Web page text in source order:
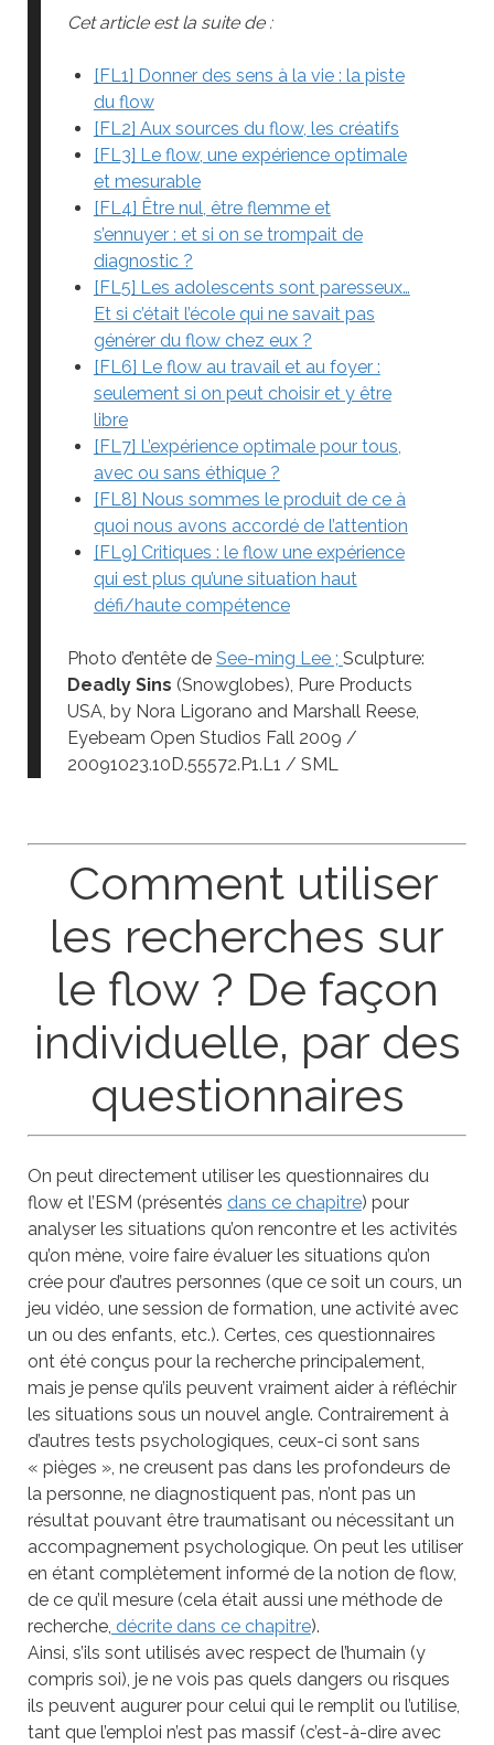
Cet article est la suite de :
[FL1] Donner des sens à la vie : la piste
du flow
[FL2] Aux sources du flow, les créatifs
[FL3] Le flow, une expérience optimale
et mesurable
[FL4] Être nul, être flemme et
s’ennuyer : et si on se trompait de
diagnostic ?
[FL5] Les adolescents sont paresseux…
Et si c’était l’école qui ne savait pas
générer du flow chez eux ?
[FL6] Le flow au travail et au foyer :
seulement si on peut choisir et y être
libre
[FL7] L’expérience optimale pour tous,
avec ou sans éthique ?
[FL8] Nous sommes le produit de ce à
quoi nous avons accordé de l’attention
[FL9] Critiques : le flow une expérience
qui est plus qu’une situation haut
défi/haute compétence
Photo d’entête de See-ming Lee ; Sculpture:
Deadly Sins (Snowglobes), Pure Products
USA, by Nora Ligorano and Marshall Reese,
Eyebeam Open Studios Fall 2009 /
20091023.10D.55572.P1.L1 / SML
Comment utiliser
les recherches sur
le flow ? De façon
individuelle, par des
questionnaires
On peut directement utiliser les questionnaires du
flow et l’ESM (présentés dans ce chapitre) pour
analyser les situations qu’on rencontre et les activités
qu’on mène, voire faire évaluer les situations qu’on
crée pour d’autres personnes (que ce soit un cours, un
jeu vidéo, une session de formation, une activité avec
un ou des enfants, etc.). Certes, ces questionnaires
ont été conçus pour la recherche principalement,
mais je pense qu’ils peuvent vraiment aider à réfléchir
les situations sous un nouvel angle. Contrairement à
d’autres tests psychologiques, ceux-ci sont sans
« pièges », ne creusent pas dans les profondeurs de
la personne, ne diagnostiquent pas, n’ont pas un
résultat pouvant être traumatisant ou nécessitant un
accompagnement psychologique. On peut les utiliser
en étant complètement informé de la notion de flow,
de ce qu’il mesure (cela était aussi une méthode de
recherche, décrite dans ce chapitre).
Ainsi, s’ils sont utilisés avec respect de l’humain (y
compris soi), je ne vois pas quels dangers ou risques
ils peuvent augurer pour celui qui le remplit ou l’utilise,
tant que l’emploi n’est pas massif (c’est-à-dire avec